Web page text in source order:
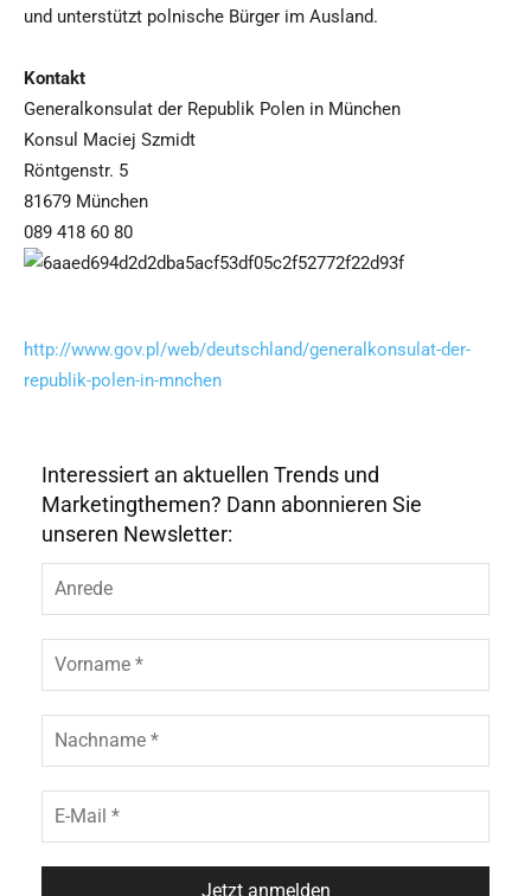
und unterstützt polnische Bürger im Ausland.
Kontakt
Generalkonsulat der Republik Polen in München
Konsul Maciej Szmidt
Röntgenstr. 5
81679 München
089 418 60 80
http://www.gov.pl/web/deutschland/generalkonsulat-der-
republik-polen-in-mnchen
Interessiert an aktuellen Trends und
Marketingthemen? Dann abonnieren Sie
unseren Newsletter: